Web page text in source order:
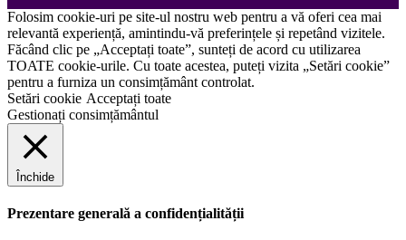
Folosim cookie-uri pe site-ul nostru web pentru a vă oferi cea mai
relevantă experiență, amintindu-vă preferințele și repetând vizitele.
Făcând clic pe „Acceptați toate”, sunteți de acord cu utilizarea
TOATE cookie-urile. Cu toate acestea, puteți vizita „Setări cookie”
pentru a furniza un consimțământ controlat.
Setări cookie Acceptați toate
Gestionați consimțământul
Închide
Prezentare generală a confidențialității